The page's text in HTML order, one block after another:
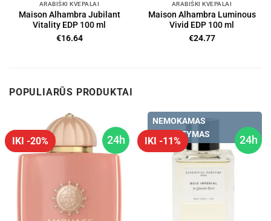
ARABIŠKI KVEPALAI
Maison Alhambra Jubilant
Vitality EDP 100 ml
€16.64
ARABIŠKI KVEPALAI
Maison Alhambra Luminous
Vivid EDP 100 ml
€24.77
POPULIARŪS PRODUKTAI
24h
IKI -20% 24h
IKI -11%
NEMOKAMAS
PRISTATYMAS